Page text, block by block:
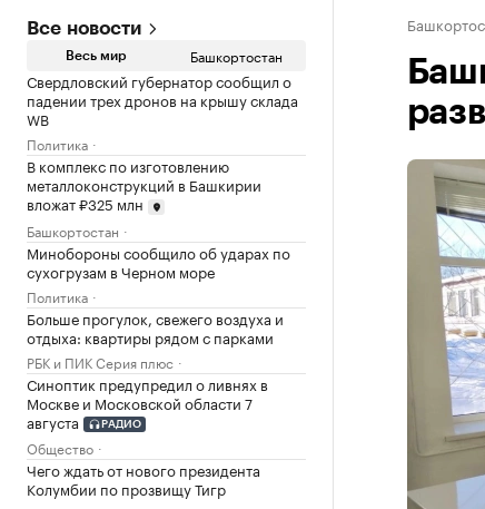
Все новости
Весь мир Башкортостан
Свердловский губернатор сообщил о
падении трех дронов на крышу склада
WB
Политика
В комплекс по изготовлению
металлоконструкций в Башкирии
вложат ₽325 млн
Башкортостан
Минобороны сообщило об ударах по
сухогрузам в Черном море
Политика
Больше прогулок, свежего воздуха и
отдыха: квартиры рядом с парками
РБК и ПИК Серия плюс
Синоптик предупредил о ливнях в
Москве и Московской области 7
августа
РАДИО
Общество
Чего ждать от нового президента
Колумбии по прозвищу Тигр